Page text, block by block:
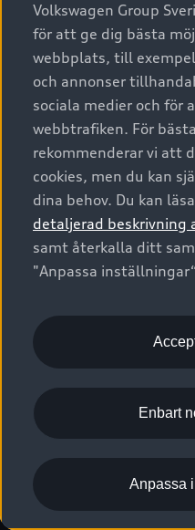
A6 modellerna
SUV
Avant
Audi Sport
Privatleasing
Nya bilar i lager
Begagnade bilar i lager
Audi approved :plus - så
Finansiering
Audi exclusive
Provkörning
Service & tillbehör
Audi digital services
Originaltillbehör - köp
Garantier
Försäkring
Digitala manualer för din
Audi Collection –
Vanliga frågor
2G/3G nätet stängs ned -
Tjänstebil
Tjänstebil
Business lease online
Företagsleasing
Om Audi Sverige
Kontakta oss
Audi Återförsäljare/-
myAudi
Pressmeddelanden
Nyhetsbrev
Vårt hållbarhetsarbete
Lediga tjänster
Lediga tjänster hos Audi
Kommentar till
© 2026 AUDI SVERIGE.
Utgivare Juridiskt
Juridiskt Audi Digital
Anpassa inställningar för
Visselblåsarkanaler
Volkswagen Group
för att ge dig bästa
webbplats, till
och annonser
sociala medier och för
webbtrafiken. För
rekommenderar vi att
cookies, men du kan
dina behov. Du kan läsa
detaljerad beskrivning
samt återkalla ditt
"Anpassa
Enbart
Anpassa